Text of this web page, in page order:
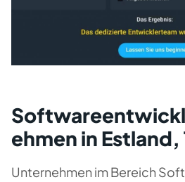
ehmen in Estland,
Unternehmen im Bereich